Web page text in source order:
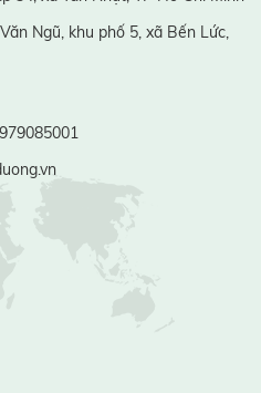
Ngũ, khu phố 5, xã Bến Lức,